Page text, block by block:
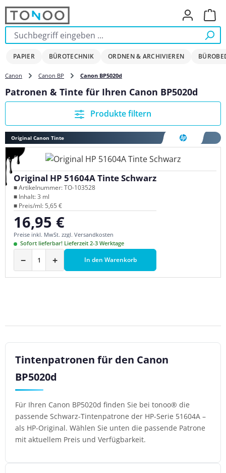
Zum Hauptinhalt springen
PAPIER BÜROTECHNIK ORDNEN & ARCHIVIEREN
Canon Canon BP Canon BP5020d
Patronen & Tinte für Ihren Canon BP5020d
Produkte filtern
Original Canon Tinte
Original HP 51604A Tinte Schwarz
■ Artikelnummer: TO-103528
■ Inhalt: 3 ml
■ Preis/ml: 5,65 €
Regulärer Preis:
16,95 €
Preise inkl. MwSt. zzgl. Versandkosten
Sofort lieferbar! Lieferzeit 2-3 Werktage
− + In den Warenkorb
Tintenpatronen für den Canon
BP5020d
Für Ihren Canon BP5020d finden Sie bei tonoo® die
passende Schwarz-Tintenpatrone der HP-Serie 51604A –
als HP-Original. Wählen Sie unten die passende Patrone
mit aktuellem Preis und Verfügbarkeit.